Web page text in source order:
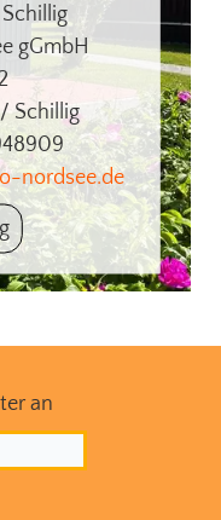
gGmbH
Schillig
nordsee.de
an